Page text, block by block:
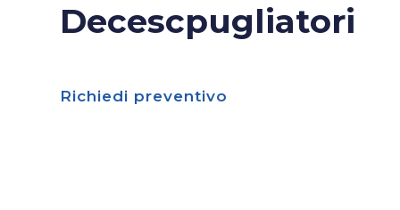
Decescpugliatori
Richiedi preventivo